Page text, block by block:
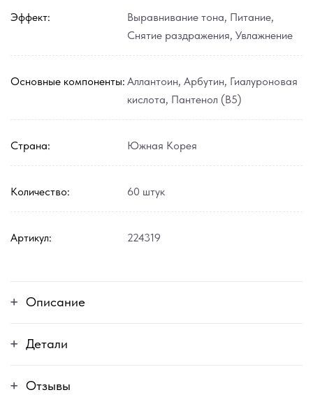
Эффект: Выравнивание тона, Питание,
Снятие раздражения,Увлажнение
Основные компоненты: Аллантоин,Арбутин, Гиалуроновая
кислота, Пантенол (В5)
Страна: Южная Корея
Количество: 60 штук
Артикул: 224319
Описание
Детали
Отзывы